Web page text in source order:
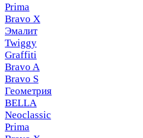
Prima
Bravo X
Эмалит
Twiggy
Graffiti
Bravo A
Bravo S
Геометрия
BELLA
Neoclassic
Prima